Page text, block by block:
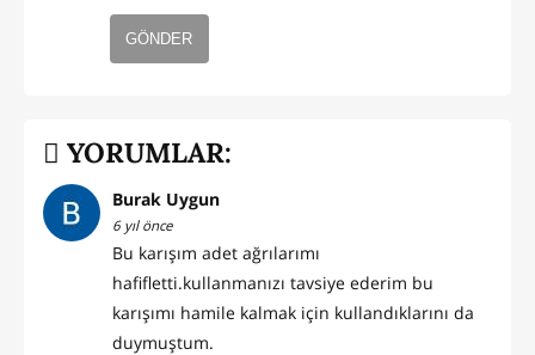
GÖNDER
YORUMLAR:
Burak Uygun
6 yıl önce
Bu karışım adet ağrılarımı
hafifletti.kullanmanızı tavsiye ederim bu
karışımı hamile kalmak için kullandıklarını da
duymuştum.